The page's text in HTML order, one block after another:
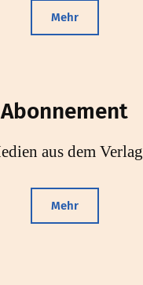
Mehr
Abonnement
aus dem Verlag
Mehr